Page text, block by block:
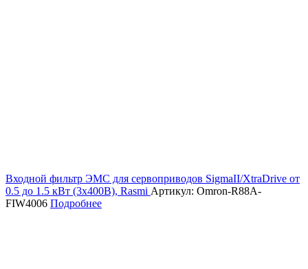
Входной фильтр ЭМС для сервоприводов SigmaII/XtraDrive от
0.5 до 1.5 кВт (3х400В), Rasmi Артикул: Omron-R88A-
FIW4006 Подробнее